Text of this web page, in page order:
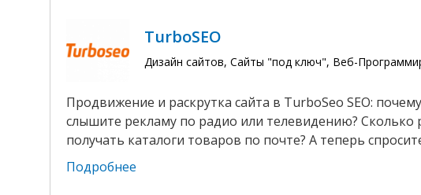
TurboSEO
Дизайн сайтов, Сайты "под ключ", Веб-
Продвижение и раскрутка сайта в TurboSeo SEO:
слышите рекламу по радио или телевидению? Сколько
получать каталоги товаров по почте? А теперь
Подробнее